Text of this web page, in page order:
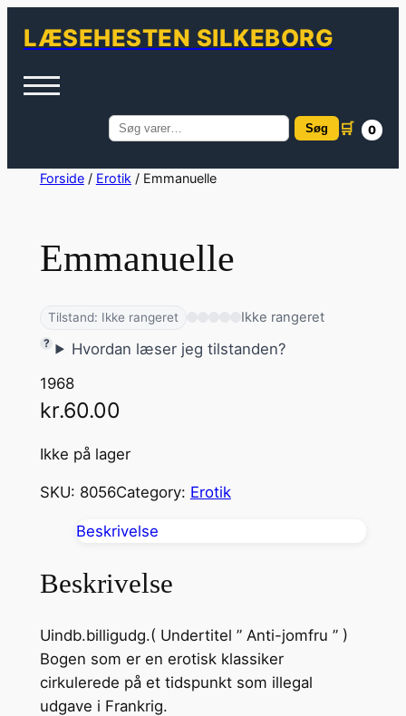
LÆSEHESTEN SILKEBORG
Søg
Søg 🛒 0
SpringForside/ Erotik / Emmanuelle
Emmanuelle
Tilstand: Ikke rangeret Ikke rangeret
Hvordan læser jeg tilstanden?
1968
kr.60.00
Ikke på lager
SKU: 8056Category: Erotik
Beskrivelse
Beskrivelse
Uindb.billigudg.( Undertitel ” Anti-jomfru ” )
Bogen som er en erotisk klassiker
cirkulerede på et tidspunkt som illegal
udgave i Frankrig.